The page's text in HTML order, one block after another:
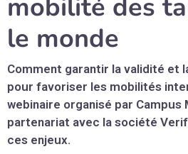
mobilité des
le monde
Comment garantir la validité et
pour favoriser les mobilités
webinaire organisé par Campus
partenariat avec la société
ces enjeux.